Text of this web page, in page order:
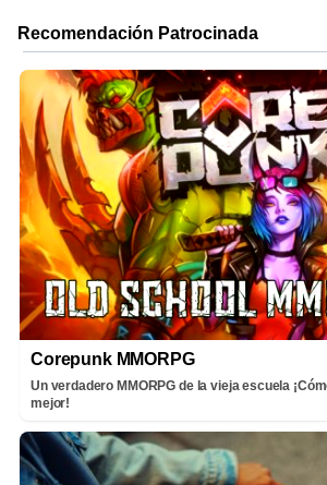
Corepunk MMORPG
Un verdadero MMORPG de la vieja escuela
mejor!